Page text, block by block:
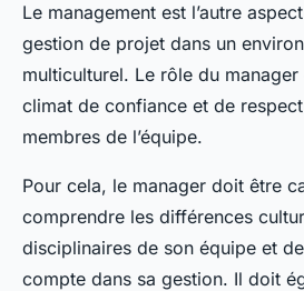
Le management est l’autre
gestion de projet dans un
multiculturel. Le rôle du
climat de confiance et de
membres de l’équipe.
Pour cela, le manager doit être
comprendre les différences
disciplinaires de son équipe et
compte dans sa gestion. Il doit